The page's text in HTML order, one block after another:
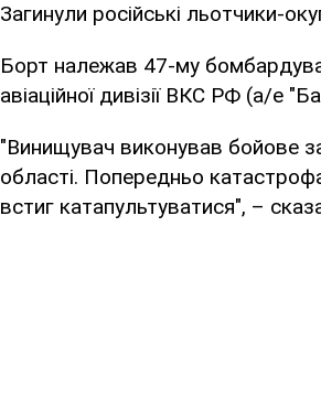
Загинули російські льотчики-
Борт належав 47-му
авіаційної дивізії ВКС РФ (а/е
"Винищувач виконував бойове
області. Попередньо
встиг катапультуватися", –